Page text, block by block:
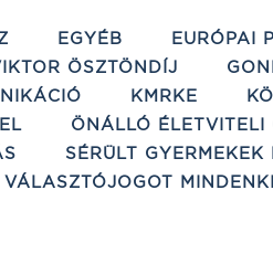
EGYÉB
EURÓPAI
ÖSZTÖNDÍJ
KMRKE
ÖNÁLLÓ ÉLETVITELI
SÉRÜLT GYERMEKEK
VÁLASZTÓJOGOT